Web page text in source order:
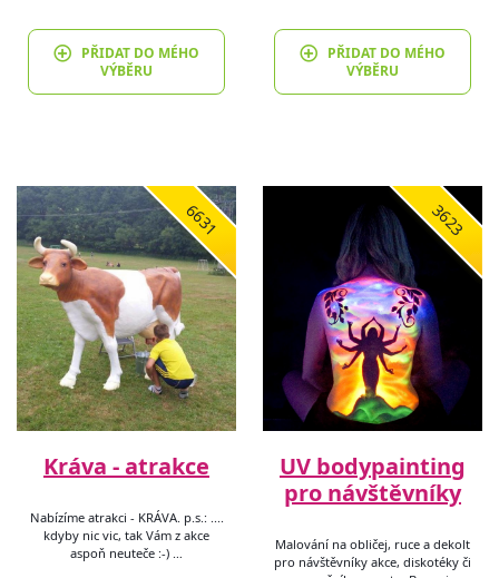
PŘIDAT DO MÉHO
VÝBĚRU
PŘIDAT DO MÉHO
VÝBĚRU
6631
Kráva - atrakce
Nabízíme atrakci - KRÁVA. p.s.: ....
kdyby nic vic, tak Vám z akce
aspoň neuteče :-) …
3623
UV bodypainting
pro návštěvníky
Malování na obličej, ruce a dekolt
pro návštěvníky akce, diskotéky či